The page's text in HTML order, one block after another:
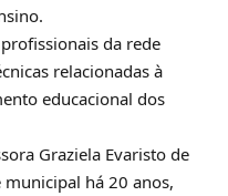
da rede
relacionadas à
educacional dos
Graziela Evaristo de
municipal há 20 anos,